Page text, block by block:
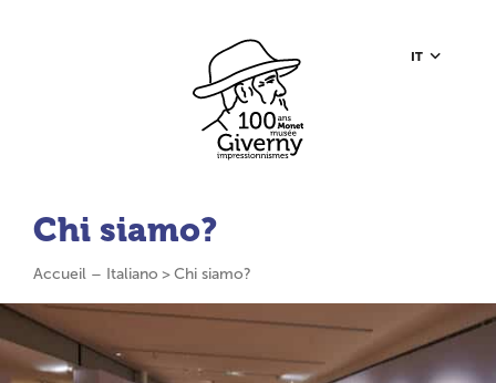
IT
Home page
Chi siamo?
Accueil – Italiano Chi siamo?